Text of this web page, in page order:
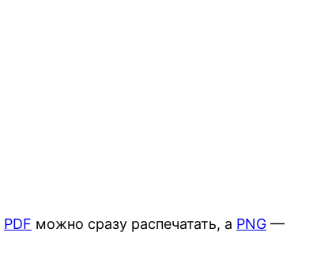
PDF можно сразу распечатать, а PNG —